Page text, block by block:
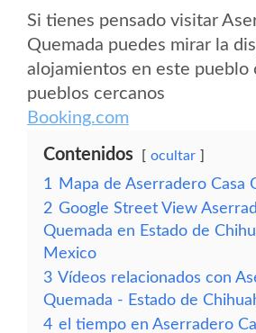
Si tienes pensado visitar
Quemada puedes mirar la
alojamientos en este pueblo
pueblos cercanos
Booking.com
Contenidos ocultar
1
Mapa de Aserradero Casa
2 Google Street View
Quemada en Estado de
Mexico
3 Vídeos relacionados con
Quemada - Estado de
4 el tiempo en Aserradero